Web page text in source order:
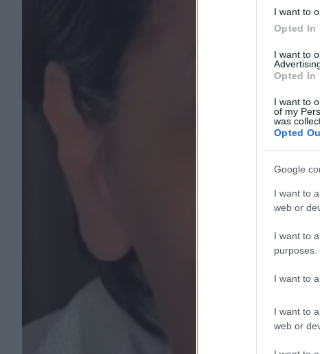
I want to
Opted In
I want to
Opted In
I want to
of my
was
Opted
Google
I want to
web or
I want to
purposes.
I want to
I want to
web or